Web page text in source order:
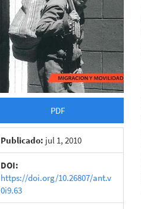
PDF
Publicado: jul 1, 2010
DOI:
https://doi.org/10.26807/ant.v
0i9.63